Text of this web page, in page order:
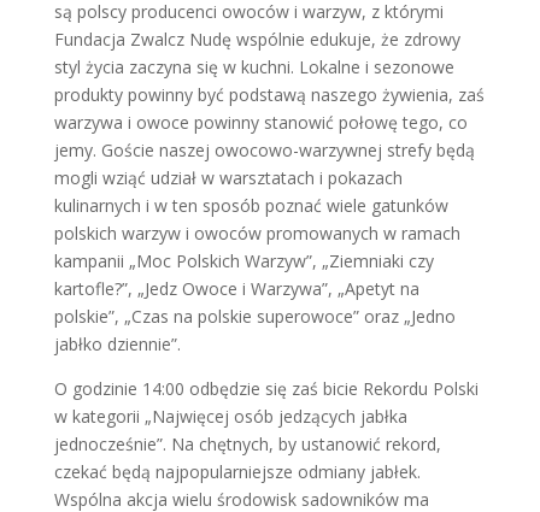
są polscy producenci owoców i warzyw, z którymi
Fundacja Zwalcz Nudę wspólnie edukuje, że zdrowy
styl życia zaczyna się w kuchni. Lokalne i sezonowe
produkty powinny być podstawą naszego żywienia, zaś
warzywa i owoce powinny stanowić połowę tego, co
jemy. Goście naszej owocowo-warzywnej strefy będą
mogli wziąć udział w warsztatach i pokazach
kulinarnych i w ten sposób poznać wiele gatunków
polskich warzyw i owoców promowanych w ramach
kampanii „Moc Polskich Warzyw”, „Ziemniaki czy
kartofle?”, „Jedz Owoce i Warzywa”, „Apetyt na
polskie”, „Czas na polskie superowoce” oraz „Jedno
jabłko dziennie”.
O godzinie 14:00 odbędzie się zaś bicie Rekordu Polski
w kategorii „Najwięcej osób jedzących jabłka
jednocześnie”. Na chętnych, by ustanowić rekord,
czekać będą najpopularniejsze odmiany jabłek.
Wspólna akcja wielu środowisk sadowników ma